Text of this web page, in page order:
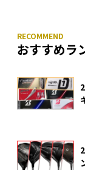
おすすめラ